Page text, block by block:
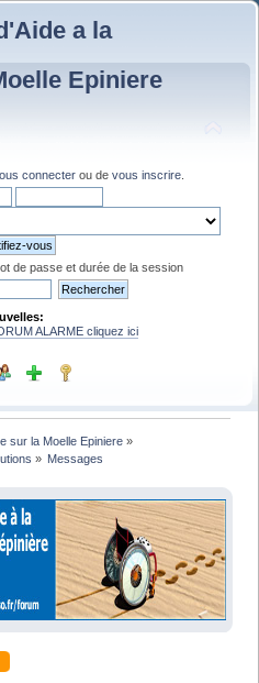
a la
Epiniere
connecter ou de vous inscrire
de passe et durée de la session
ALARME cliquez ici
sur la Moelle Epiniere »
» Messages